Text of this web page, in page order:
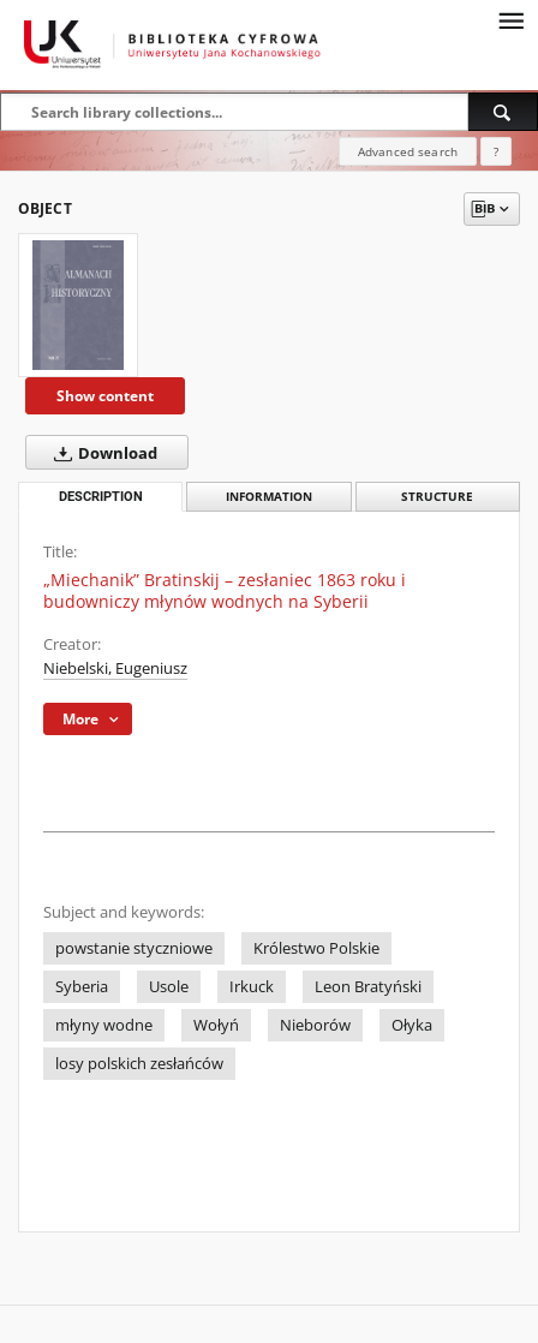
Advanced search ?
OBJECT
Show content
Download
DESCRIPTION INFORMATION STRUCTURE
Title:
„Miechanik” Bratinskij – zesłaniec 1863 roku i
budowniczy młynów wodnych na Syberii
Creator:
Niebelski, Eugeniusz
More
Subject and keywords:
powstanie styczniowe
Królestwo Polskie
Syberia
Usole Irkuck
Leon Bratyński
młyny wodne
Wołyń Nieborów
Ołyka
losy polskich zesłańców